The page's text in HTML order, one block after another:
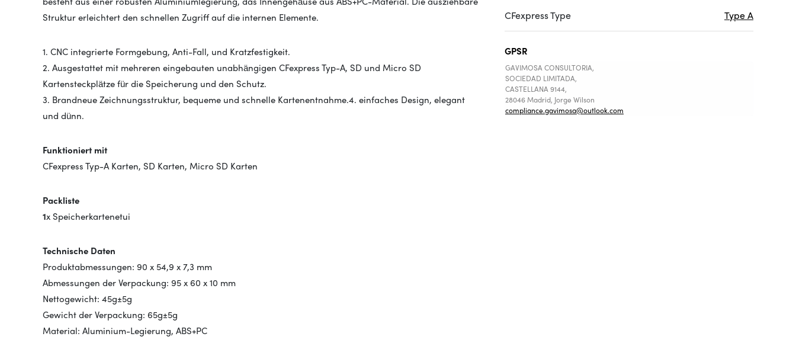
Struktur erleichtert den schnellen Zugriff auf die internen Elemente.
1. CNC integrierte Formgebung, Anti-Fall, und Kratzfestigkeit.
2. Ausgestattet mit mehreren eingebauten unabhängigen CFexpress Typ-A, SD und Micro SD
Kartensteckplätze für die Speicherung und den Schutz.
3. Brandneue Zeichnungsstruktur, bequeme und schnelle Kartenentnahme.4. einfaches Design, elegant
und dünn.
Funktioniert mit
CFexpress Typ-A Karten, SD Karten, Micro SD Karten
Packliste
1x Speicherkartenetui
Technische Daten
Produktabmessungen: 90 x 54,9 x 7,3 mm
Abmessungen der Verpackung: 95 x 60 x 10 mm
Nettogewicht: 45g±5g
Gewicht der Verpackung: 65g±5g
Material: Aluminium-Legierung, ABS+PC
CFexpress Type Type A
GPSR
GAVIMOSA CONSULTORIA,
SOCIEDAD LIMITADA,
CASTELLANA 9144,
28046 Madrid, Jorge Wilson
compliance.gavimosa@outlook.com